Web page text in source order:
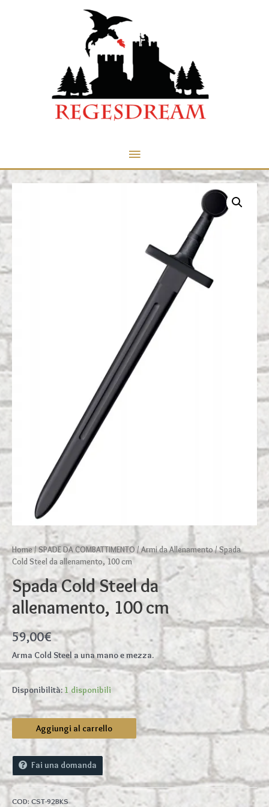
Menu
principale
Home/SPADE DA COMBATTIMENTO /Armi da Allenamento/ Spada
Cold Steel da allenamento, 100 cm
Spada Cold Steel da
allenamento, 100 cm
59,00€
Arma Cold Steel a una mano e mezza.
Disponibilità: 1 disponibili
Cold
da
allenamento,
100
cm
Aggiungi al carrello
Fai una domanda
COD: CST-92BKS